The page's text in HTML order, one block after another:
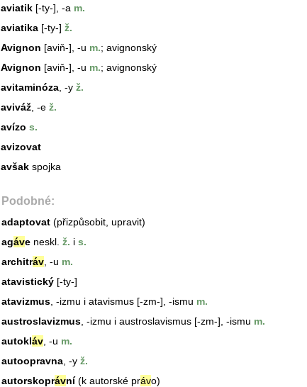
aviatik [-ty-], -a m.
aviatika [-ty-] ž.
Avignon [aviň-], -u m.; avignonský
Avignon [aviň-], -u m.; avignonský
avitaminóza , -y ž.
aviváž , -e ž.
avízo s.
avizovat
avšak spojka
Podobné:
adaptovat (přizpůsobit, upravit)
agáve neskl. ž. i s.
architráv , -u m.
atavistický [-ty-]
atavizmus , -izmu i atavismus [-zm-], -ismu m.
austroslavizmus , -izmu i austroslavismus [-zm-], -ismu m.
autokláv , -u m.
autoopravna , -y ž.
autorskoprávní(k autorské právo)